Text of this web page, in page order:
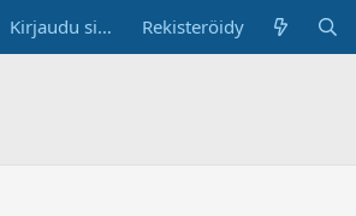
Kirjaudu sisään Rekisteröidy